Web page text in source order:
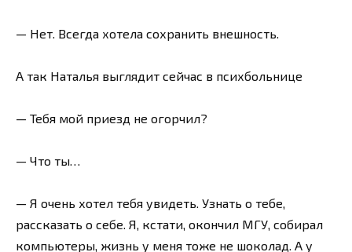
— Нет. Всегда хотела сохранить внешность.
А так Наталья выглядит сейчас в психбольнице
— Тебя мой приезд не огорчил?
— Что ты…
— Я очень хотел тебя увидеть. Узнать о тебе,
рассказать о себе. Я, кстати, окончил МГУ, собирал
компьютеры, жизнь у меня тоже не шоколад. А у